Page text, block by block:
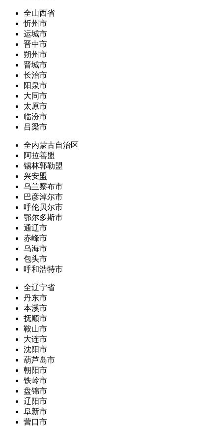
全山西省
忻州市
运城市
晋中市
朔州市
晋城市
长治市
阳泉市
大同市
太原市
临汾市
吕梁市
全内蒙古自治区
阿拉善盟
锡林郭勒盟
兴安盟
乌兰察布市
巴彦淖尔市
呼伦贝尔市
鄂尔多斯市
通辽市
赤峰市
乌海市
包头市
呼和浩特市
全辽宁省
丹东市
本溪市
抚顺市
鞍山市
大连市
沈阳市
葫芦岛市
朝阳市
铁岭市
盘锦市
辽阳市
阜新市
营口市